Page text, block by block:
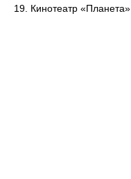
19. Кинотеатр «Планета»